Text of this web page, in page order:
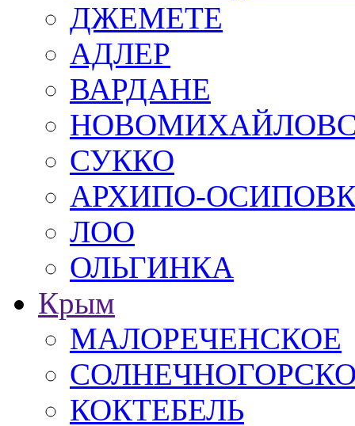
ДЖЕМЕТЕ
АДЛЕР
ВАРДАНЕ
СУККО
АРХИПО-
ЛОО
ОЛЬГИНКА
Крым
МАЛОРЕЧЕНСКОЕ
КОКТЕБЕЛЬ